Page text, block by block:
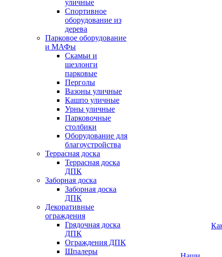
уличные
Спортивное
оборудование из
дерева
Парковое оборудование
и МАФы
Скамьи и
шезлонги
парковые
Перголы
Вазоны уличные
Кашпо уличные
Урны уличные
Парковочные
столбики
Оборудование для
благоустройства
Террасная доска
Террасная доска
ДПК
Заборная доска
Заборная доска
ДПК
Декоративные
ограждения
Грядочная доска
ДПК
Ограждения ДПК
Шпалеры